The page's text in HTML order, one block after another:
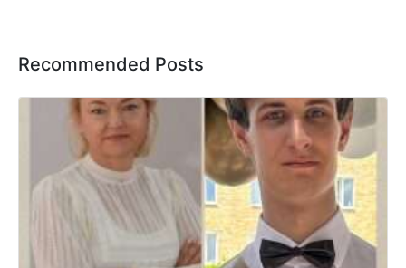
Recommended Posts